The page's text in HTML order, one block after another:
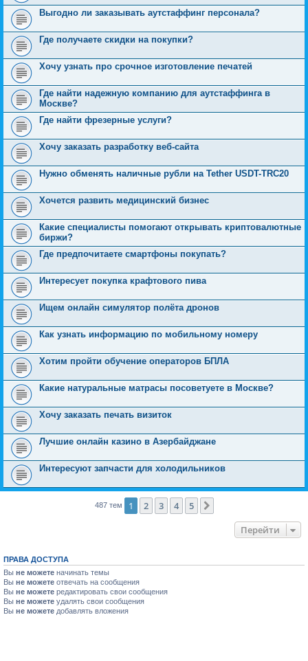
Выгодно ли заказывать аутстаффинг персонала?
Где получаете скидки на покупки?
Хочу узнать про срочное изготовление печатей
Где найти надежную компанию для аутстаффинга в
Москве?
Где найти фрезерные услуги?
Хочу заказать разработку веб-сайта
Нужно обменять наличные рубли на Tether USDT-TRC20
Хочется развить медицинский бизнес
Какие специалисты помогают открывать криптовалютные
биржи?
Где предпочитаете смартфоны покупать?
Интересует покупка крафтового пива
Ищем онлайн симулятор полёта дронов
Как узнать информацию по мобильному номеру
Хотим пройти обучение операторов БПЛА
Какие натуральные матрасы посоветуете в Москве?
Хочу заказать печать визиток
Лучшие онлайн казино в Азербайджане
Интересуют запчасти для холодильников
487 тем 1 2 3 4 5
Перейти
ПРАВА ДОСТУПА
Вы не можете начинать темы
Вы не можете отвечать на сообщения
Вы не можете редактировать свои сообщения
Вы не можете удалять свои сообщения
Вы не можете добавлять вложения